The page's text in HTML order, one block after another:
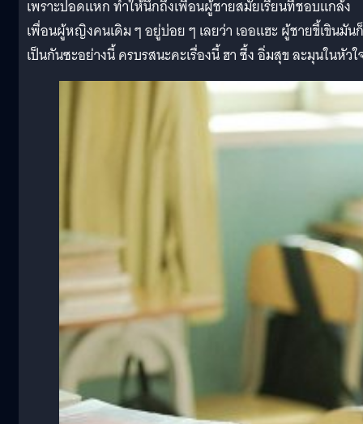
เพราะปอดแหก ทำให้นึกถึงเพื่อนผู้ชายสมัยเรียนที่ชอบแกล้ง
เพื่อนผู้หญิงคนเดิม ๆ อยู่บ่อย ๆ เลยว่า เออแฮะ ผู้ชายขี้เขินมันก็
เป็นกันซะอย่างนี้ ครบรสนะคะเรื่องนี้ ฮา ซึ้ง อิ่มสุข ละมุนในหัว